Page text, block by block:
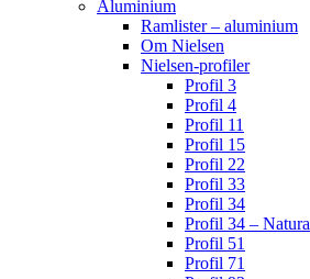
Aluminium
Ramlister – aluminium
Om Nielsen
Nielsen-profiler
Profil 3
Profil 4
Profil 11
Profil 15
Profil 22
Profil 33
Profil 34
Profil 34 – Natura
Profil 51
Profil 71